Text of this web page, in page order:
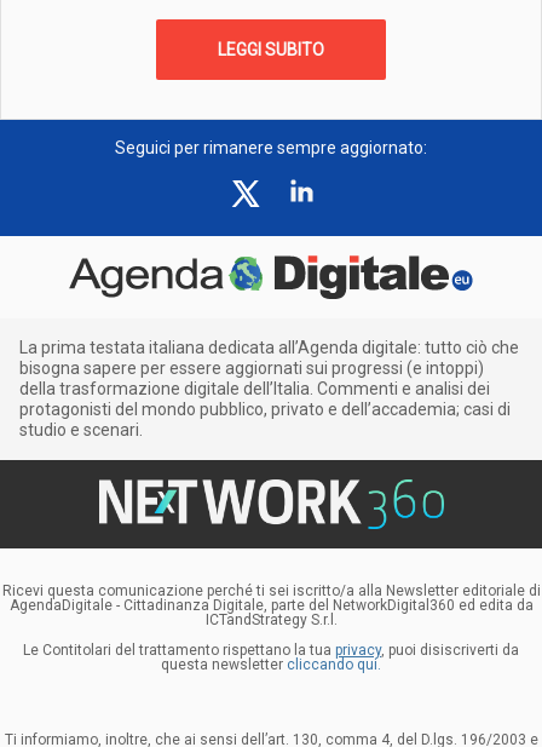
LEGGI SUBITO
Seguici per rimanere sempre aggiornato:
La prima testata italiana dedicata all’Agenda digitale: tutto ciò che
bisogna sapere per essere aggiornati sui progressi (e intoppi)
della trasformazione digitale dell’Italia. Commenti e analisi dei
protagonisti del mondo pubblico, privato e dell’accademia; casi di
studio e scenari.
Ricevi questa comunicazione perché ti sei iscritto/a alla Newsletter editoriale di
AgendaDigitale - Cittadinanza Digitale, parte del NetworkDigital360 ed edita da
ICTandStrategy S.r.l.
Le Contitolari del trattamento rispettano la tua privacy, puoi disiscriverti da
questa newsletter cliccando qui.
Ti informiamo, inoltre, che ai sensi dell’art. 130, comma 4, del D.lgs. 196/2003 e